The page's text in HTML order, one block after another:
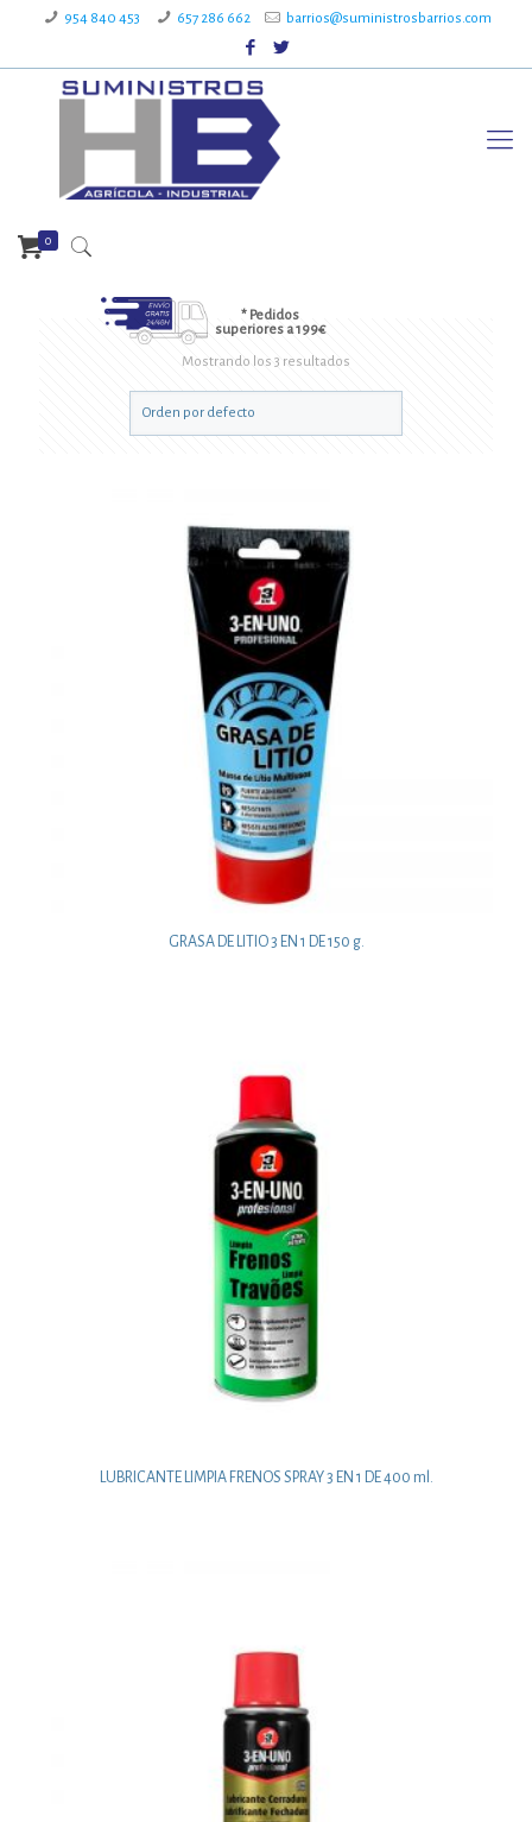
954 840 453 657 286 662 barrios@suministrosbarrios.com
* Pedidos
superiores a 199€
0
Mostrando los 3 resultados
GRASA DE LITIO 3 EN 1 DE 150 g.
LUBRICANTE LIMPIA FRENOS SPRAY 3 EN 1 DE 400 ml.